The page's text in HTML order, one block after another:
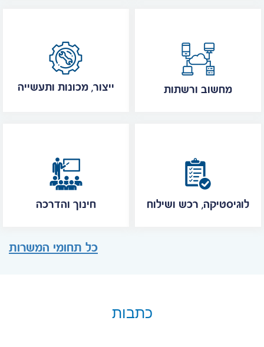
ייצור, מכונות ותעשייה מחשוב ורשתות
חינוך והדרכה לוגיסטיקה, רכש ושילוח
כל תחומי המשרות
כתבות